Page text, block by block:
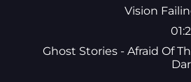
Vision
Ghost Stories - Afraid Of